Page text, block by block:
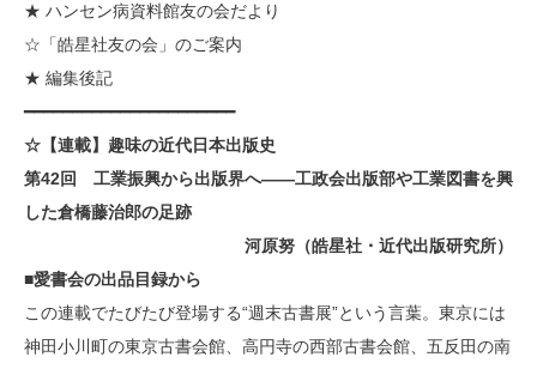
★ ハンセン病資料館友の会だより
☆「皓星社友の会」のご案内
★ 編集後記
━━━━━━━━━━━━━━━━━━━━━━
☆【連載】趣味の近代日本出版史
第42回 工業振興から出版界へ――工政会出版部や工業図書を興
した倉橋藤治郎の足跡
河原努（皓星社・近代出版研究所）
■愛書会の出品目録から
この連載でたびたび登場する“週末古書展”という言葉。東京には
神田小川町の東京古書会館、高円寺の西部古書会館、五反田の南